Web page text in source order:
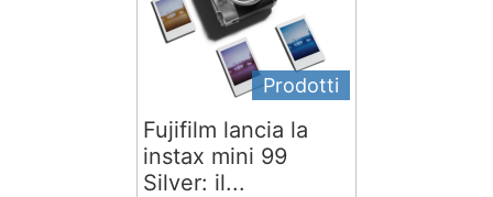
Prodotti
Fujifilm lancia la
instax mini 99
Silver: il...